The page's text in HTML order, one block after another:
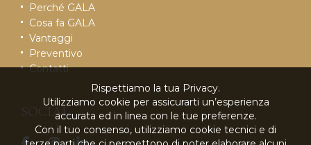
Perché GALA
Cosa fa GALA
Vantaggi
Preventivo
Contatti
SOCIAL
Rispettiamo la tua Privacy.
Utilizziamo cookie per assicurarti un’esperienza
accurata ed in linea con le tue preferenze.
Con il tuo consenso, utilizziamo cookie tecnici e di